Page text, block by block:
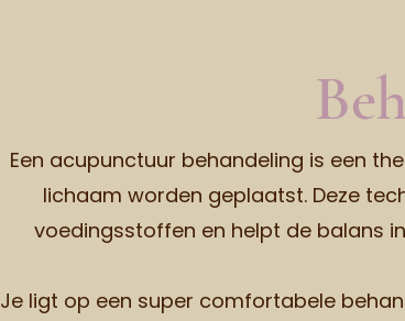
Een acupunctuur behandeling is een
lichaam worden geplaatst. Deze
voedingsstoffen en helpt de balans
Je ligt op een super comfortabele